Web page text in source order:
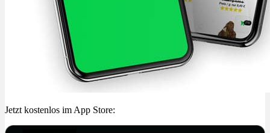
Jetzt kostenlos im App Store: